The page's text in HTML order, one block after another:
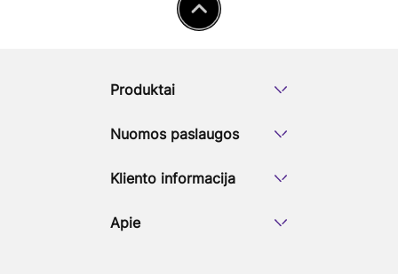
Produktai
Nuomos paslaugos
Kliento informacija
Apie